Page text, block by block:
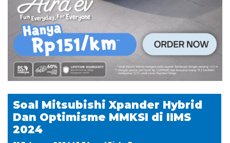
Soal Mitsubishi Xpander Hybrid
Dan Optimisme MMKSI di IIMS
2024